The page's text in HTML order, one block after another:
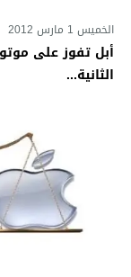
الخميس 1 مارس 2012
أبل تفوز على
الثانية...